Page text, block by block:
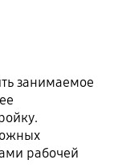
занимаемое
рабочей